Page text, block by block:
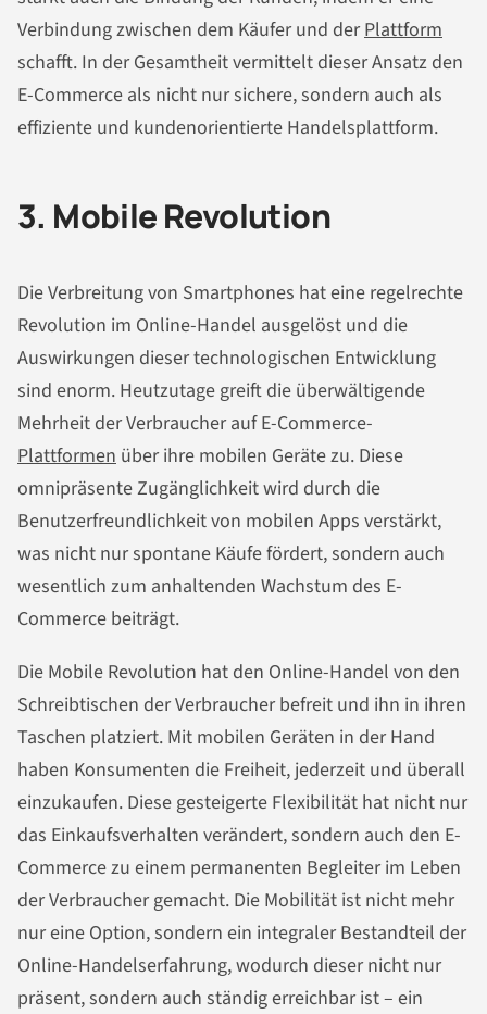
Verbindung zwischen dem Käufer und derPlattform
schafft. In der Gesamtheit vermittelt dieser Ansatz den
E-Commerce als nicht nur sichere, sondern auch als
effiziente und kundenorientierte Handelsplattform.
3. Mobile Revolution
Die Verbreitung von Smartphones hat eine regelrechte
Revolution im Online-Handel ausgelöst und die
Auswirkungen dieser technologischen Entwicklung
sind enorm. Heutzutage greift die überwältigende
Mehrheit der Verbraucher auf E-Commerce-
Plattformen über ihre mobilen Geräte zu. Diese
omnipräsente Zugänglichkeit wird durch die
Benutzerfreundlichkeit von mobilen Apps verstärkt,
was nicht nur spontane Käufe fördert, sondern auch
wesentlich zum anhaltenden Wachstum des E-
Commerce beiträgt.
Die Mobile Revolution hat den Online-Handel von den
Schreibtischen der Verbraucher befreit und ihn in ihren
Taschen platziert. Mit mobilen Geräten in der Hand
haben Konsumenten die Freiheit, jederzeit und überall
einzukaufen. Diese gesteigerte Flexibilität hat nicht nur
das Einkaufsverhalten verändert, sondern auch den E-
Commerce zu einem permanenten Begleiter im Leben
der Verbraucher gemacht. Die Mobilität ist nicht mehr
nur eine Option, sondern ein integraler Bestandteil der
Online-Handelserfahrung, wodurch dieser nicht nur
präsent, sondern auch ständig erreichbar ist – ein